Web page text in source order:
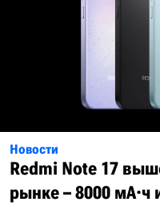
Новости
Redmi Note 17
рынке – 8000 мА·ч